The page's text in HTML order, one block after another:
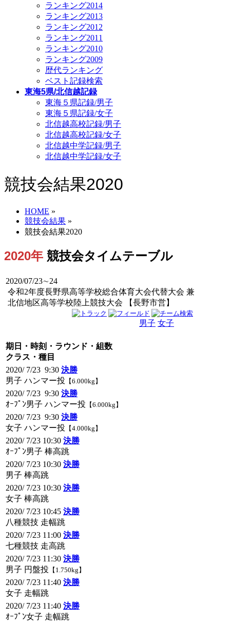
ランキング2014
ランキング2013
ランキング2012
ランキング2011
ランキング2010
ランキング2009
歴代ランキング
ベスト記録検索
東海5県/北信越記録
東海５県記録/男子
東海５県記録/女子
北信越高校記録/男子
北信越高校記録/女子
北信越中学記録/男子
北信越中学記録/女子
競技会結果2020
HOME »
競技会結果 »
競技会結果2020
2020年 競技会タイムテーブル
2020/07/23∼24
令和2年度長野県高等学校総合体育大会代替大会 兼
北信地区高等学校陸上競技大会 【長野市営】
男子 女子
期日・時刻・ラウンド・組数
クラス・種目
2020/ 7/23 9:30 決勝
男子 ハンマー投 【6.000kg】
2020/ 7/23 9:30 決勝
ｵｰﾌﾟﾝ男子 ハンマー投 【6.000kg】
2020/ 7/23 9:30 決勝
女子 ハンマー投 【4.000kg】
2020/ 7/23 10:30 決勝
ｵｰﾌﾟﾝ男子 棒高跳
2020/ 7/23 10:30 決勝
男子 棒高跳
2020/ 7/23 10:30 決勝
女子 棒高跳
2020/ 7/23 10:45 決勝
八種競技 走幅跳
2020/ 7/23 11:00 決勝
七種競技 走高跳
2020/ 7/23 11:30 決勝
男子 円盤投 【1.750kg】
2020/ 7/23 11:40 決勝
女子 走幅跳
2020/ 7/23 11:40 決勝
ｵｰﾌﾟﾝ女子 走幅跳